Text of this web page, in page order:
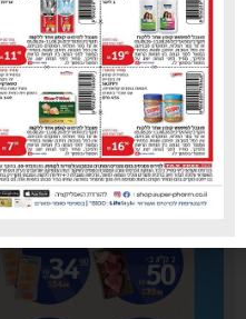
עיריית טירת כרמל